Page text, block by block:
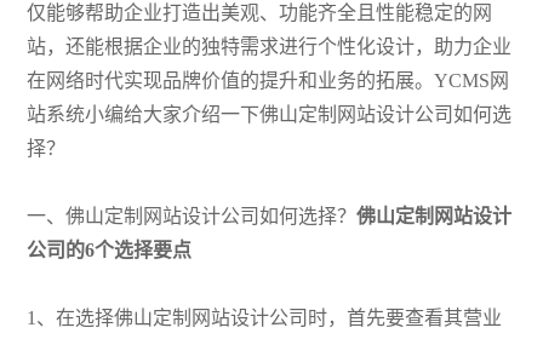
仅能够帮助企业打造出美观、功能齐全且性能稳定的网
站，还能根据企业的独特需求进行个性化设计，助力企业
在网络时代实现品牌价值的提升和业务的拓展。YCMS网
站系统小编给大家介绍一下佛山定制网站设计公司如何选
择？
一、佛山定制网站设计公司如何选择？佛山定制网站设计
公司的6个选择要点
1、在选择佛山定制网站设计公司时，首先要查看其营业